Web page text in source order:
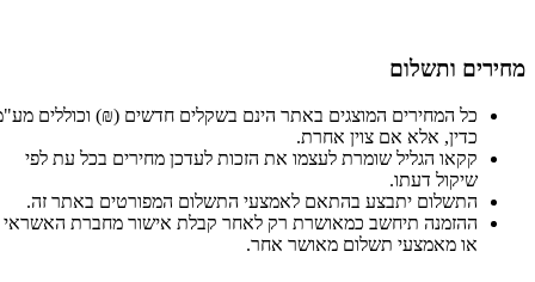
מחירים ותשלום
כל המחירים המוצגים באתר הינם בשקלים חדשים (₪) וכוללים מע"מ
כדין, אלא אם צוין אחרת.
קקאו הגליל שומרת לעצמו את הזכות לעדכן מחירים בכל עת לפי
שיקול דעתו.
התשלום יתבצע בהתאם לאמצעי התשלום המפורטים באתר זה.
ההזמנה תיחשב כמאושרת רק לאחר קבלת אישור מחברת האשראי
או מאמצעי תשלום מאושר אחר.